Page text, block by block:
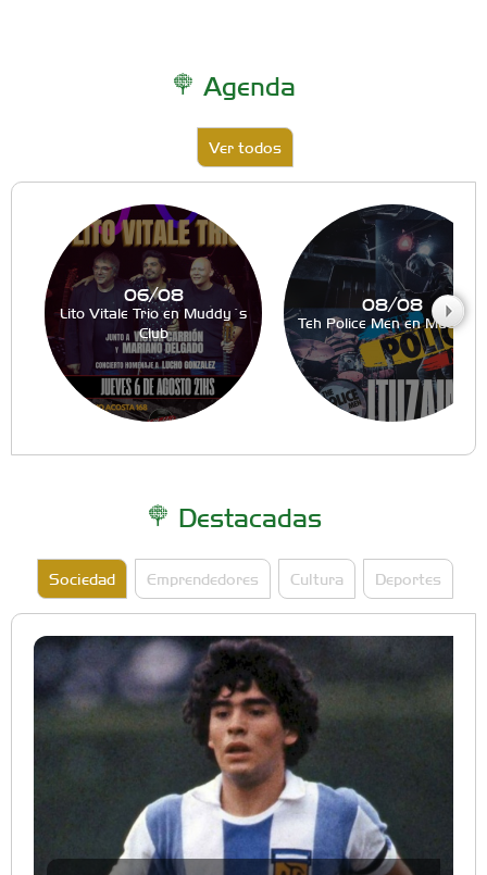
Agenda
Ver todos
06/08
Lito Vitale Trio en Muddy´s
Club
08/08
Teh Police Men en Muddy´s
Destacadas
Sociedad Emprendedores Cultura Deportes